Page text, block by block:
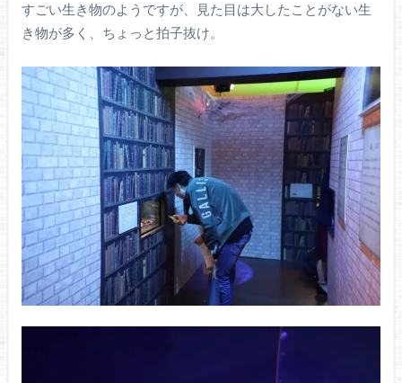
すごい生き物のようですが、見た目は大したことがない生
き物が多く、ちょっと拍子抜け。